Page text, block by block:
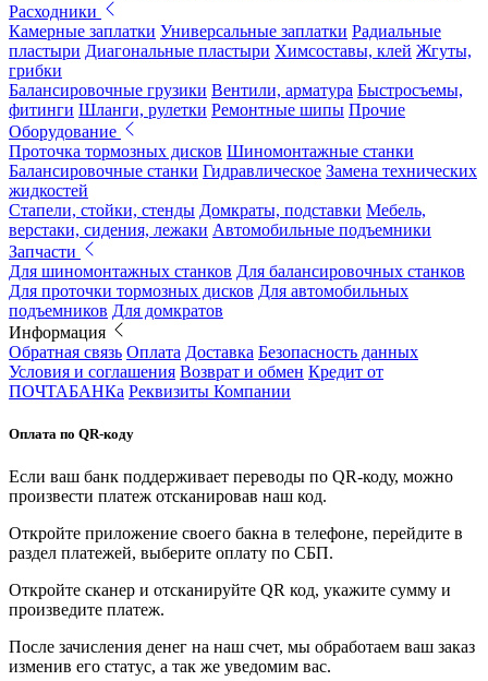
Расходники
Камерные заплатки Универсальные заплатки Радиальные
пластыри Диагональные пластыри Химсоставы, клей Жгуты,
грибки
Балансировочные грузики Вентили, арматура Быстросъемы,
фитинги Шланги, рулетки Ремонтные шипы Прочие
Оборудование
Проточка тормозных дисков Шиномонтажные станки
Балансировочные станки Гидравлическое Замена технических
жидкостей
Стапели, стойки, стенды Домкраты, подставки Мебель,
верстаки, сидения, лежаки Автомобильные подъемники
Запчасти
Для шиномонтажных станков Для балансировочных станков
Для проточки тормозных дисков Для автомобильных
подъемников Для домкратов
Информация
Обратная связь Оплата Доставка Безопасность данных
Условия и соглашения Возврат и обмен Кредит от
ПОЧТАБАНКа Реквизиты Компании
Оплата по QR-коду
Если ваш банк поддерживает переводы по QR-коду, можно
произвести платеж отсканировав наш код.
Откройте приложение своего бакна в телефоне, перейдите в
раздел платежей, выберите оплату по СБП.
Откройте сканер и отсканируйте QR код, укажите сумму и
произведите платеж.
После зачисления денег на наш счет, мы обработаем ваш заказ
изменив его статус, а так же уведомим вас.